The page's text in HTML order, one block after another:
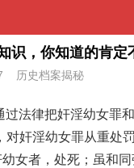
识，你知道的肯定
历史档案揭秘
过法律把奸淫幼女罪
对奸淫幼女罪从重处
幼女者，处死；虽和